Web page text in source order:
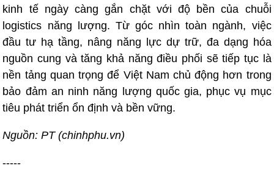
kinh tế ngày càng gắn chặt với độ bền của chuỗi
logistics năng lượng. Từ góc nhìn toàn ngành, việc
đầu tư hạ tầng, nâng năng lực dự trữ, đa dạng hóa
nguồn cung và tăng khả năng điều phối sẽ tiếp tục là
nền tảng quan trọng để Việt Nam chủ động hơn trong
bảo đảm an ninh năng lượng quốc gia, phục vụ mục
tiêu phát triển ổn định và bền vững.
Nguồn: PT (chinhphu.vn)
-----